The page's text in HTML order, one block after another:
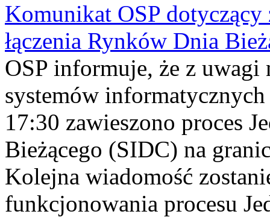
Komunikat OSP dotyczący
łączenia Rynków Dnia
OSP informuje, że z uwagi
systemów
17:30 zawieszono proces
Bieżącego (SIDC) na
Kolejna wiadomość
funkcjonowania procesu